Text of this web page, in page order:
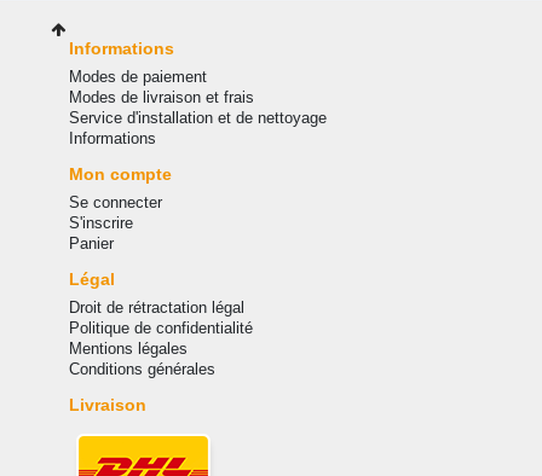
Informations
Modes de paiement
Modes de livraison et frais
Service d'installation et de nettoyage
Informations
Mon compte
Se connecter
S'inscrire
Panier
Légal
Droit de rétractation légal
Politique de confidentialité
Mentions légales
Conditions générales
Livraison